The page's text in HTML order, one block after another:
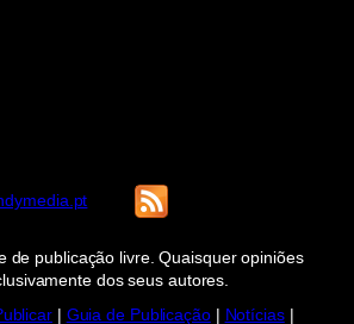
de publicação livre. Quaisquer opiniões
dos seus autores.
| Guia de Publicação| Notícias|